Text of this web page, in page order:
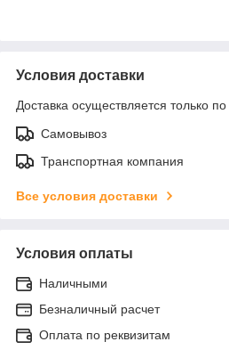
Условия доставки
Доставка осуществляется только
Самовывоз
Транспортная компания
Все условия доставки
Условия оплаты
Наличными
Безналичный расчет
Оплата по реквизитам